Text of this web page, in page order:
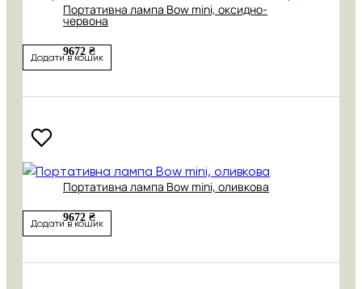
Портативна лампа Bow mini, оксидно-
червона
9672 ₴
Додати в кошик
Портативна лампа Bow mini, оливкова
9672 ₴
Додати в кошик